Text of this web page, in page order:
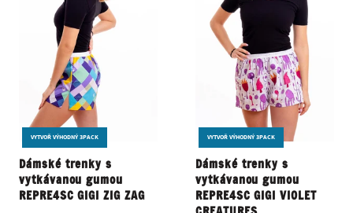
VYTVOŘ VÝHODNÝ 3PACK
Dámské trenky s
vytkávanou gumou
REPRE4SC GIGI ZIG ZAG
VYTVOŘ VÝHODNÝ 3PACK
Dámské trenky s
vytkávanou gumou
REPRE4SC GIGI VIOLET